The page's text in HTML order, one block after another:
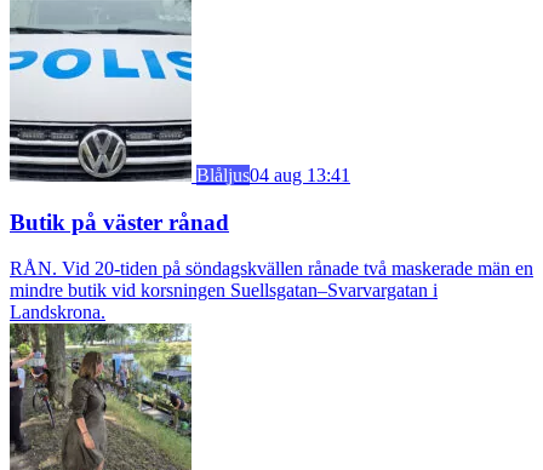
Blåljus04 aug 13:41
Butik på väster rånad
RÅN. Vid 20-tiden på söndagskvällen rånade två maskerade män en
mindre butik vid korsningen Suellsgatan–Svarvargatan i
Landskrona.